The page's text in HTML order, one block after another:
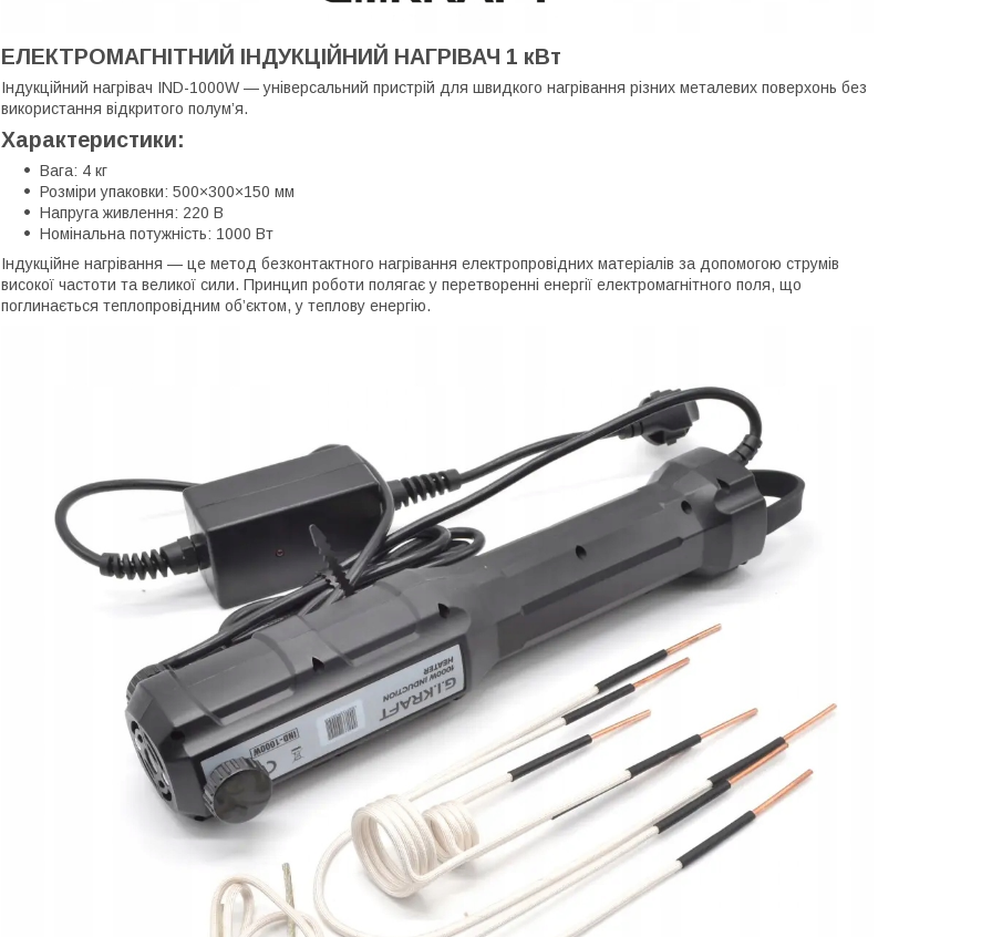
ЕЛЕКТРОМАГНІТНИЙ ІНДУКЦІЙНИЙ НАГРІВАЧ 1 кВт
Індукційний нагрівач IND-1000W — універсальний пристрій для швидкого нагрівання різних металевих поверхонь без
використання відкритого полум’я.
Характеристики:
Вага: 4 кг
Розміри упаковки: 500×300×150 мм
Напруга живлення: 220 В
Номінальна потужність: 1000 Вт
Індукційне нагрівання — це метод безконтактного нагрівання електропровідних матеріалів за допомогою струмів
високої частоти та великої сили. Принцип роботи полягає у перетворенні енергії електромагнітного поля, що
поглинається теплопровідним об’єктом, у теплову енергію.